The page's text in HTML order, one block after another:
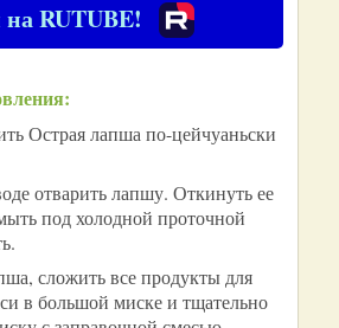
RUTUBE!
Острая лапша по-цейчуаньски
отварить лапшу. Откинуть ее
под холодной проточной
сложить все продукты для
в большой миске и тщательно